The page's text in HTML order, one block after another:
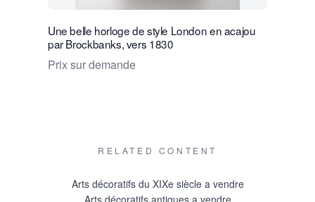
Une belle horloge de style London en acajou
par Brockbanks, vers 1830
Prix sur demande
RELATED CONTENT
Arts décoratifs du XIXe siècle a vendre
Arts décoratifs antiques a vendre